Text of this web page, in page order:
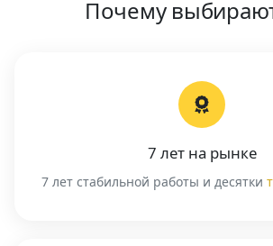
Почему
7 лет на рынке
7 лет стабильной работы и десятки